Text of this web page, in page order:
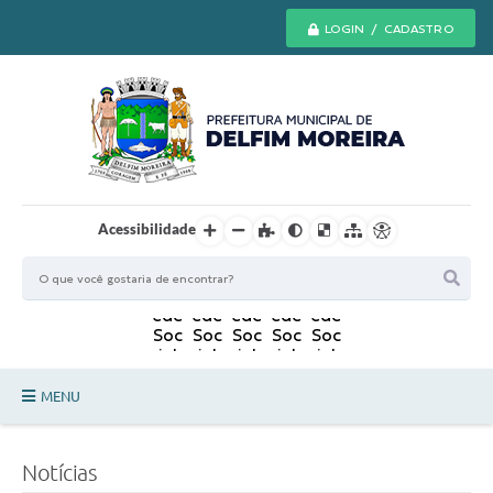
LOGIN / CADASTRO
Acessibilidade
MENU
Notícias